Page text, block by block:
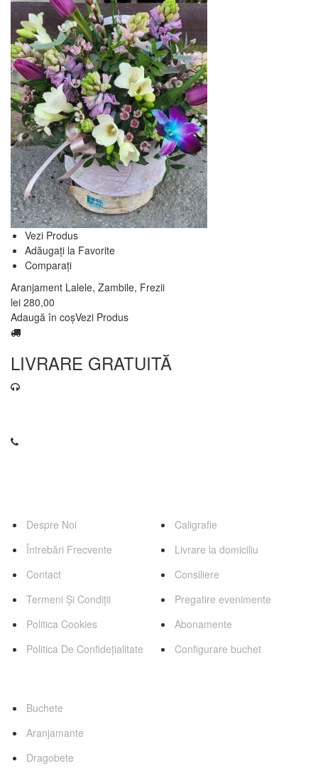
Vezi Produs
Adăugați la Favorite
Comparați
Aranjament Lalele, Zambile, Frezii
lei 280,00
Adaugă în coșVezi Produs
LIVRARE GRATUITĂ
Despre Noi
Întrebări Frecvente
Contact
Termeni Și Condiții
Politica Cookies
Politica De Confidețialitate
Caligrafie
Livrare la domiciliu
Consiliere
Pregatire evenimente
Abonamente
Configurare buchet
Buchete
Aranjamante
Dragobete